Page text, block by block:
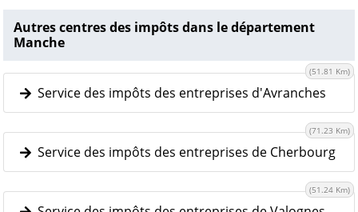
Autres centres des impôts dans le département
Manche
Service des impôts des entreprises d'Avranches
(51.81 Km)
Service des impôts des entreprises de Cherbourg
(71.23 Km)
(51.24 Km)